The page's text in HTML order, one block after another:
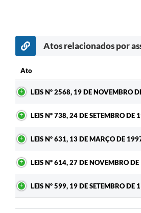
Atos relacionados por
Ato
LEIS Nº 2568, 19 DE NOVEMBRO
LEIS Nº 738, 24 DE SETEMBRO DE
LEIS Nº 631, 13 DE MARÇO DE
LEIS Nº 614, 27 DE NOVEMBRO
LEIS Nº 599, 19 DE SETEMBRO DE